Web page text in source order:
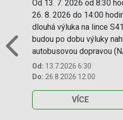
Od 13. 7. 2026 od 8:30
26. 8. 2026 do 14:00
dlouhá výluka na lince
budou po dobu výluky
autobusovou dopravou
Od: 13.7.2026 6:30
Do: 26.8.2026 12:00
VÍCE
Previous